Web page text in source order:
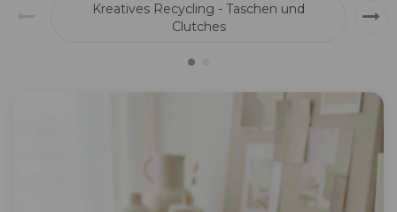
Kreatives Recycling - Taschen und
Clutches